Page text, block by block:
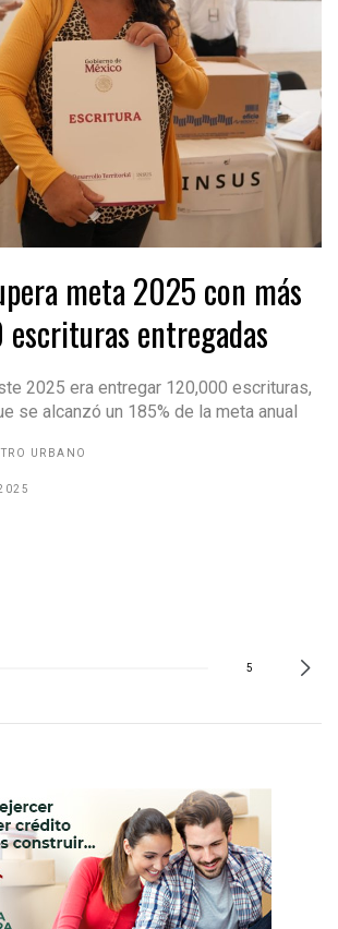
meta 2025 con más
entregadas
2025 era entregar 120,000 escrituras,
se alcanzó un 185% de la meta anual
URBANO
5